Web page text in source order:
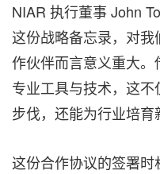
NIAR 执行董事 John
这份战略备忘录，对
作伙伴而言意义重大
专业工具与技术，这
步伐，还能为行业培
这份合作协议的签署